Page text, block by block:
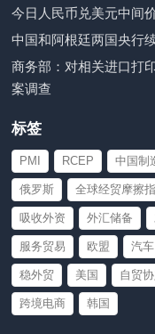
今日人民币兑美元中间
中国和阿根廷两国央行
商务部：对相关进口打
案调查
标签
PMI RCEP 中国制
俄罗斯 全球经贸摩擦
吸收外资 外汇储备
服务贸易 欧盟 汽车
稳外贸 美国 自贸
跨境电商 韩国